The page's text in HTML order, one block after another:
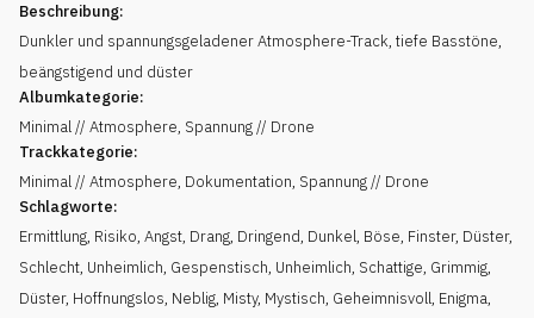
Beschreibung:
Dunkler und spannungsgeladener Atmosphere-Track, tiefe Basstöne,
beängstigend und düster
Albumkategorie:
Minimal // Atmosphere, Spannung // Drone
Trackkategorie:
Minimal // Atmosphere, Dokumentation, Spannung // Drone
Schlagworte:
Ermittlung, Risiko, Angst, Drang, Dringend, Dunkel, Böse, Finster, Düster,
Schlecht, Unheimlich, Gespenstisch, Unheimlich, Schattige, Grimmig,
Düster, Hoffnungslos, Neblig, Misty, Mystisch, Geheimnisvoll, Enigma,